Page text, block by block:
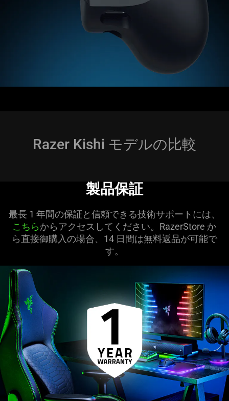
Razer Kishi モデルの比較
製品保証
最長 1 年間の保証と信頼できる技術サポートには、
こちらからアクセスしてください。RazerStore か
ら直接御購入の場合、14 日間は無料返品が可能で
す。